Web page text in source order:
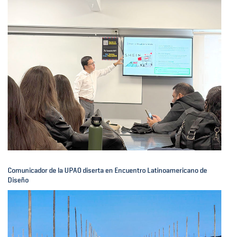
Comunicador de la UPAO diserta en Encuentro Latinoamericano de
Diseño